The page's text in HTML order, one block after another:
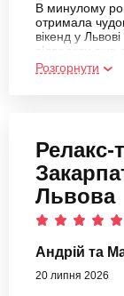
В минулому
отримала
вікенд у
відвадати вже
такий
Бо
дні.
Розгорнути
Релакс-
Львова
Андрій та
20 липня 2026